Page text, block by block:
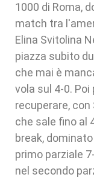
1000 di Roma,
match tra
Elina Svitolina
piazza subito
che mai è
vola sul 4-0.
recuperare, con
che sale fino al
break,
primo parziale
nel secondo